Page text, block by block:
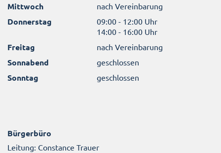
Mittwoch nach Vereinbarung
Donnerstag
09:00 - 12:00 Uhr
14:00 - 16:00 Uhr
Freitag nach Vereinbarung
Sonnabend geschlossen
Sonntag geschlossen
Bürgerbüro
Leitung: Constance Trauer